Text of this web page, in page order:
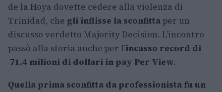
de la Hoya dovette cedere alla violenza di
Trinidad, che gli inflisse la sconfittaper un
discusso verdetto Majority Decision. L’incontro
passò alla storia anche per l’incasso record di
71.4 milioni di dollari in pay Per View.
Quella prima sconfitta da professionista fu un